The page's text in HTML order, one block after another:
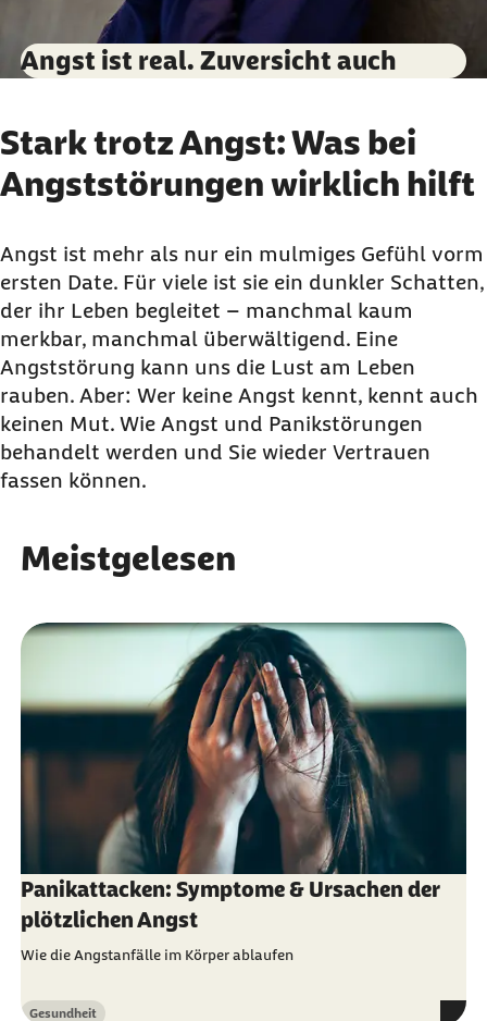
Angst ist real. Zuversicht auch
Stark trotz Angst: Was bei
Angststörungen wirklich hilft
Angst ist mehr als nur ein mulmiges Gefühl vorm
ersten Date. Für viele ist sie ein dunkler Schatten,
der ihr Leben begleitet – manchmal kaum
merkbar, manchmal überwältigend. Eine
Angststörung kann uns die Lust am Leben
rauben. Aber: Wer keine Angst kennt, kennt auch
keinen Mut. Wie Angst und Panikstörungen
behandelt werden und Sie wieder Vertrauen
fassen können.
Meistgelesen
Panikattacken: Symptome & Ursachen der
plötzlichen Angst
Wie die Angstanfälle im Körper ablaufen
Gesundheit